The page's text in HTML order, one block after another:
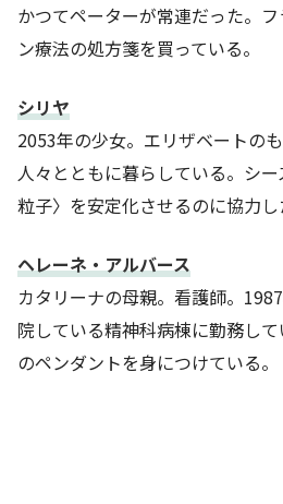
かつてペーターが常連だった。
ン療法の処方箋を買っている。
シリヤ
2053年の少女。エリザベートの
人々とともに暮らしている。シ
粒子〉を安定化させるのに協力し
ヘレーネ・アルバース
カタリーナの母親。看護師。
院している精神科病棟に勤務し
のペンダントを身につけている。